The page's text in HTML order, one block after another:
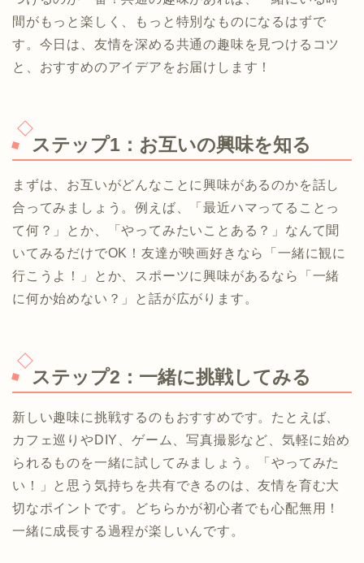
間がもっと楽しく、もっと特別なものになるはずで
す。今日は、友情を深める共通の趣味を見つけるコツ
と、おすすめのアイデアをお届けします！
ステップ1：お互いの興味を知る
まずは、お互いがどんなことに興味があるのかを話し
合ってみましょう。例えば、「最近ハマってることっ
て何？」とか、「やってみたいことある？」なんて聞
いてみるだけでOK！友達が映画好きなら「一緒に観に
行こうよ！」とか、スポーツに興味があるなら「一緒
に何か始めない？」と話が広がります。
ステップ2：一緒に挑戦してみる
新しい趣味に挑戦するのもおすすめです。たとえば、
カフェ巡りやDIY、ゲーム、写真撮影など、気軽に始め
られるものを一緒に試してみましょう。「やってみた
い！」と思う気持ちを共有できるのは、友情を育む大
切なポイントです。どちらかが初心者でも心配無用！
一緒に成長する過程が楽しいんです。